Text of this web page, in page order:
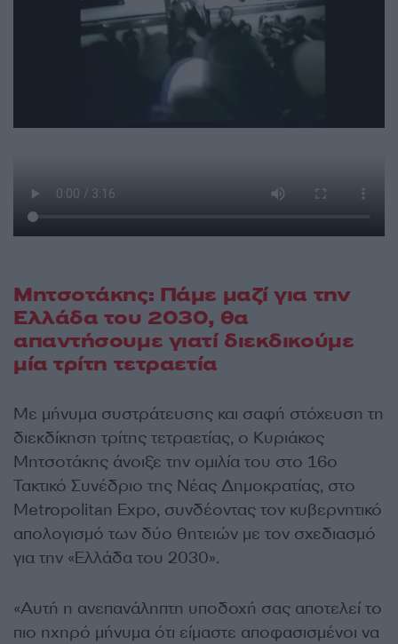
Μητσοτάκης: Πάμε μαζί για την
Ελλάδα του 2030, θα
απαντήσουμε γιατί διεκδικούμε
μία τρίτη τετραετία
Με μήνυμα συστράτευσης και σαφή στόχευση τη
διεκδίκηση τρίτης τετραετίας, ο Κυριάκος
Μητσοτάκης άνοιξε την ομιλία του στο 16ο
Τακτικό Συνέδριο της Νέας Δημοκρατίας, στο
Metropolitan Expo, συνδέοντας τον κυβερνητικό
απολογισμό των δύο θητειών με τον σχεδιασμό
για την «Ελλάδα του 2030».
«Αυτή η ανεπανάληπτη υποδοχή σας αποτελεί το
πιο ηχηρό μήνυμα ότι είμαστε αποφασισμένοι να